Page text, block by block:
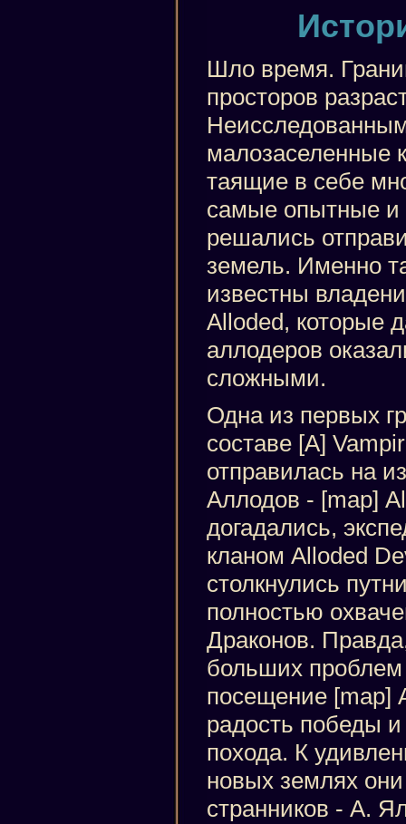
Шло время.
просторов
малозаселенные
таящие в себе
самые опытные и
решались
земель. Именно
известны
Alloded, которые
аллодеров
сложными.
Одна из первых
составе [A]
отправилась на
Аллодов - [map]
догадались,
кланом Alloded
столкнулись
полностью
Драконов.
больших проблем
посещение [map]
радость победы
похода. К
новых землях
странников - А.